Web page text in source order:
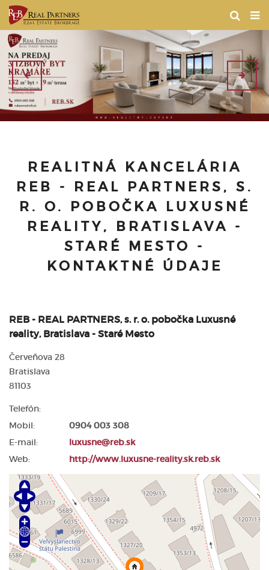
REALITNÁ KANCELÁRIA
REB - REAL PARTNERS, S.
R. O. POBOČKA LUXUSNÉ
REALITY, BRATISLAVA -
STARÉ MESTO -
KONTAKTNÉ ÚDAJE
REB - REAL PARTNERS, s. r. o. pobočka Luxusné
reality, Bratislava - Staré Mesto
Červeňova 28
Bratislava
81103
Telefón:
Mobil:
0904 003 308
E-mail:
luxusne@reb.sk
Web:
http://www.luxusne-reality.sk.reb.sk